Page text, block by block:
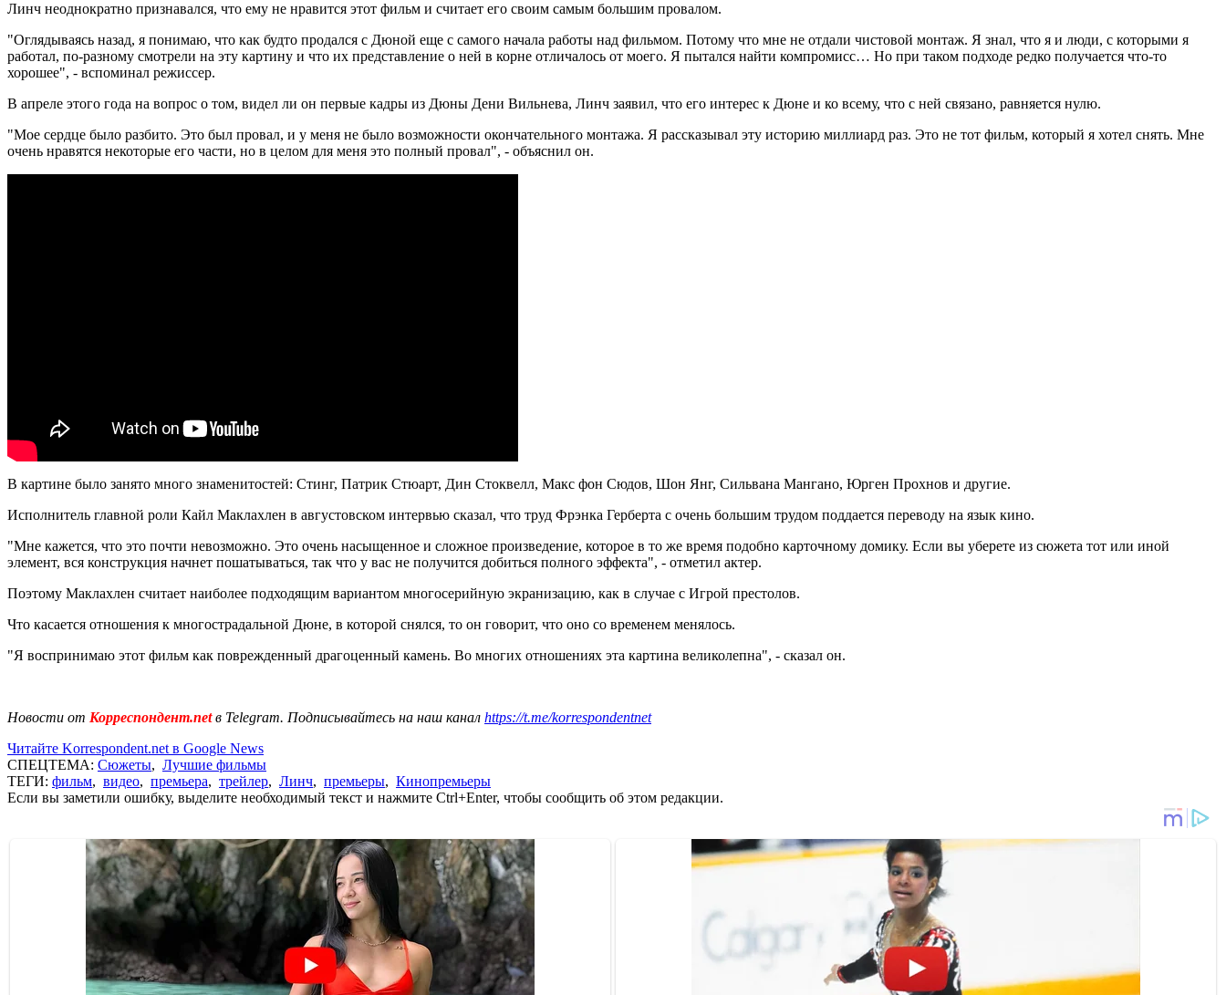
Линч неоднократно признавался, что ему не нравится этот фильм и считает его своим самым большим провалом.
"Оглядываясь назад, я понимаю, что как будто продался с Дюной еще с самого начала работы над фильмом. Потому что мне не отдали чистовой монтаж. Я знал, что я и люди, с которыми я
работал, по-разному смотрели на эту картину и что их представление о ней в корне отличалось от моего. Я пытался найти компромисс… Но при таком подходе редко получается что-то
хорошее", - вспоминал режиссер.
В апреле этого года на вопрос о том, видел ли он первые кадры из Дюны Дени Вильнева, Линч заявил, что его интерес к Дюне и ко всему, что с ней связано, равняется нулю.
"Мое сердце было разбито. Это был провал, и у меня не было возможности окончательного монтажа. Я рассказывал эту историю миллиард раз. Это не тот фильм, который я хотел снять. Мне
очень нравятся некоторые его части, но в целом для меня это полный провал", - объяснил он.
В картине было занято много знаменитостей: Стинг, Патрик Стюарт, Дин Стоквелл, Макс фон Сюдов, Шон Янг, Сильвана Мангано, Юрген Прохнов и другие.
Исполнитель главной роли Кайл Маклахлен в августовском интервью сказал, что труд Фрэнка Герберта с очень большим трудом поддается переводу на язык кино.
"Мне кажется, что это почти невозможно. Это очень насыщенное и сложное произведение, которое в то же время подобно карточному домику. Если вы уберете из сюжета тот или иной
элемент, вся конструкция начнет пошатываться, так что у вас не получится добиться полного эффекта", - отметил актер.
Поэтому Маклахлен считает наиболее подходящим вариантом многосерийную экранизацию, как в случае с Игрой престолов.
Что касается отношения к многострадальной Дюне, в которой снялся, то он говорит, что оно со временем менялось.
"Я воспринимаю этот фильм как поврежденный драгоценный камень. Во многих отношениях эта картина великолепна", - сказал он.
Новости от Корреспондент.netв Telegram. Подписывайтесь на наш канал https://t.me/korrespondentnet
Читайте Korrespondent.net в Google News
СПЕЦТЕМА: Сюжеты, Лучшие фильмы
ТЕГИ: фильм, видео, премьера, трейлер, Линч, премьеры, Кинопремьеры
Если вы заметили ошибку, выделите необходимый текст и нажмите Ctrl+Enter, чтобы сообщить об этом редакции.